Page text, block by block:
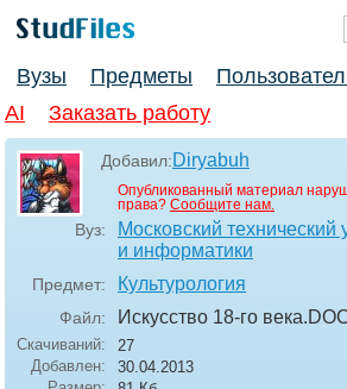
Вузы Предметы
AI
Заказать работу
Добавил:Diryabuh
Опубликованный материал
права? Сообщите нам.
Вуз:
Московский технический
и информатики
Предмет: Культурология
Файл: Искусство 18-го века
Скачиваний:
27
Добавлен:
30.04.2013